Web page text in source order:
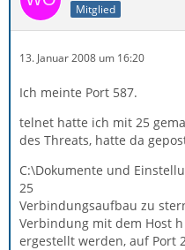
Mitglied
13. Januar 2008 um 16:20
Ich meinte Port 587.
telnet hatte ich mit 25
des Threats, hatte da
C:\Dokumente und
25
Verbindungsaufbau zu
Verbindung mit dem Host h
ergestellt werden, auf Port